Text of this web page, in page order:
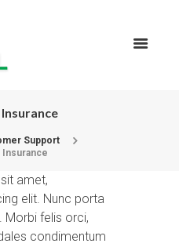
Support
Insurance
amet,
elit. Nunc porta
Morbi felis orci,
condimentum